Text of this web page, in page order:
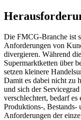
Die FMCG-Branche ist
Anforderungen von
divergieren. Während
Supermarktketten über
setzen kleinere
Damit es dabei nicht zu
und sich der
verschlechtert, bedarf
Produktions-, Bestands-
Anforderungen der